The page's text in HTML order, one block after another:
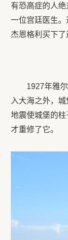
有恐高症的人
一位宫廷医生
杰恩格利买下了
1927年雅
入大海之外，
地震使城堡的柱
才重修了它。